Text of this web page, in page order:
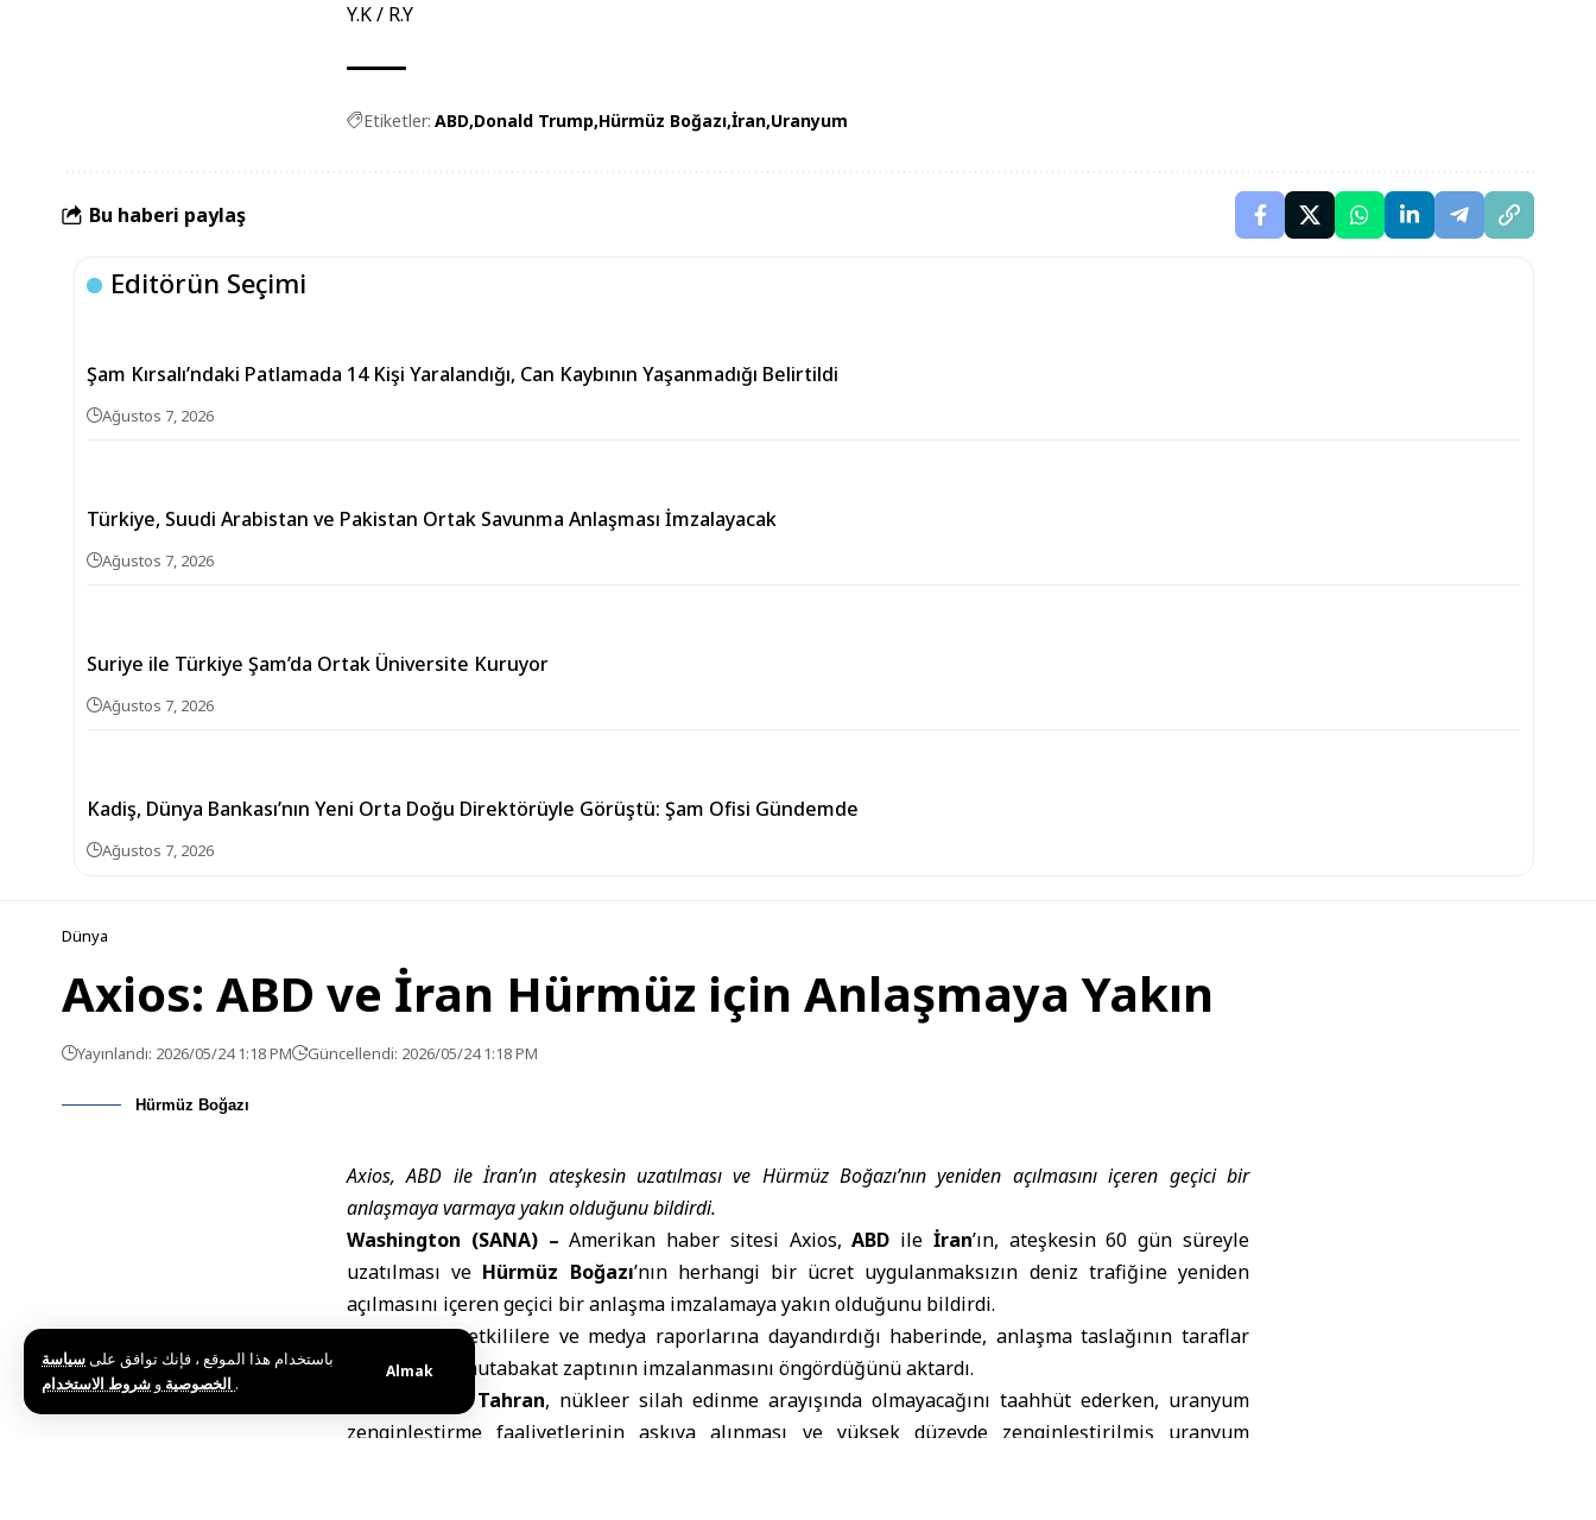
باستخدام هذا الموقع ، فإنك توافق علىسياسة
الخصوصية و .
Almak
Y.K / R.Y
Etiketler: ABD Donald Trump Hürmüz Boğazı İran Uranyum
Bu haberi paylaş
Editörün Seçimi
Şam Kırsalı’ndaki Patlamada 14 Kişi Yaralandığı, Can Kaybının Yaşanmadığı Belirtildi
Ağustos 7, 2026
Türkiye, Suudi Arabistan ve Pakistan Ortak Savunma Anlaşması İmzalayacak
Ağustos 7, 2026
Suriye ile Türkiye Şam’da Ortak Üniversite Kuruyor
Ağustos 7, 2026
Kadiş, Dünya Bankası’nın Yeni Orta Doğu Direktörüyle Görüştü: Şam Ofisi Gündemde
Ağustos 7, 2026
Dünya
Axios: ABD ve İran Hürmüz için Anlaşmaya Yakın
Yayınlandı: 2026/05/24 1:18 PM Güncellendi: 2026/05/24 1:18 PM
Hürmüz Boğazı
Axios, ABD ile İran’ın ateşkesin uzatılması ve Hürmüz Boğazı’nın yeniden açılmasını içeren geçici bir
anlaşmaya varmaya yakın olduğunu bildirdi.
Washington (SANA) – Amerikan haber sitesi Axios,ABD ile İran’ın, ateşkesin 60 gün süreyle
uzatılması ve Hürmüz Boğazı’nın herhangi bir ücret uygulanmaksızın deniz trafiğine yeniden
açılmasını içeren geçici bir anlaşma imzalamaya yakın olduğunu bildirdi.
Site, ABD’li yetkililere ve medya raporlarına dayandırdığı haberinde, anlaşma taslağının taraflar
arasında bir mutabakat zaptının imzalanmasını öngördüğünü aktardı.
Taslağa göreTahran, nükleer silah edinme arayışında olmayacağını taahhüt ederken, uranyum
zenginleştirme faaliyetlerinin askıya alınması ve yüksek düzeyde zenginleştirilmiş uranyum